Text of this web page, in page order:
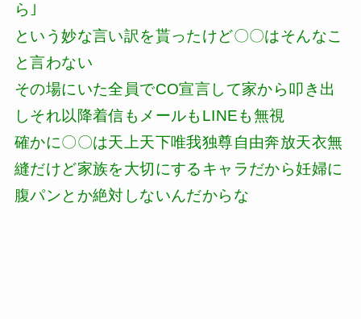
ら｣
という妙な言い訳を貰ったけど〇〇はそんなこ
と言わない
その場にいた全員でCO宣言して家から叩き出
しそれ以降着信もメールもLINEも無視
確かに〇〇は天上天下唯我独尊自由奔放天衣無
縫だけど家族を大切にするキャラだから妊婦に
腹パンとか絶対しないんだからな